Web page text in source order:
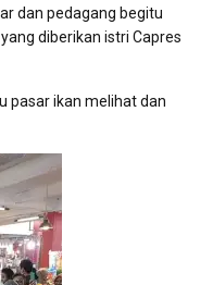
dan pedagang begitu
diberikan istri Capres
pasar ikan melihat dan